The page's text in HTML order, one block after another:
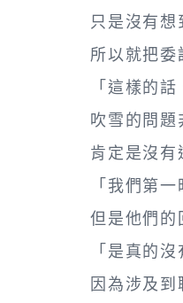
只是沒有
所以就把委
「這樣的
吹雪的問題
肯定是沒有
「我們第
但是他們
「是真的
因為涉及